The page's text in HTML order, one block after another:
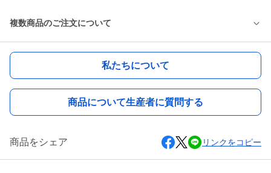
複数商品のご注文について
私たちについて
商品について生産者に質問する
商品をシェア リンクをコピー